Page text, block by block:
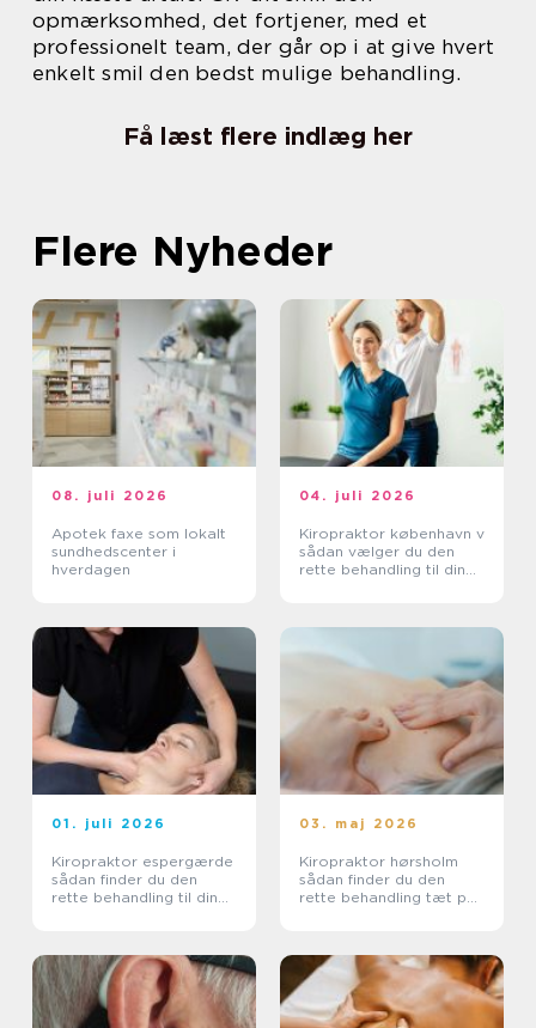
opmærksomhed, det fortjener, med et
professionelt team, der går op i at give hvert
enkelt smil den bedst mulige behandling.
Få læst flere indlæg her
Flere Nyheder
08. juli 2026
Apotek faxe som lokalt
sundhedscenter i
hverdagen
04. juli 2026
Kiropraktor københavn v
sådan vælger du den
rette behandling til dine
01. juli 2026
Kiropraktor espergærde
sådan finder du den
rette behandling til dine
03. maj 2026
Kiropraktor hørsholm
sådan finder du den
rette behandling tæt på